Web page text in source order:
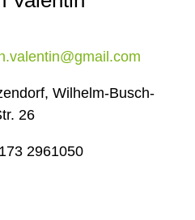
Wilhelm-Busch-
26
2961050